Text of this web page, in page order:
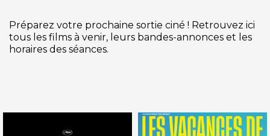
Préparez votre prochaine sortie ciné ! Retrouvez ici
tous les films à venir, leurs bandes-annonces et les
horaires des séances.